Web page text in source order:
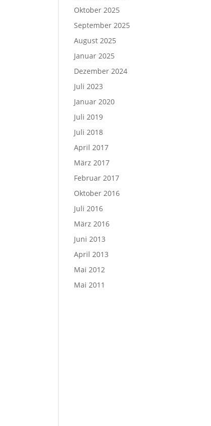
Oktober 2025
September 2025
August 2025
Januar 2025
Dezember 2024
Juli 2023
Januar 2020
Juli 2019
Juli 2018
April 2017
März 2017
Februar 2017
Oktober 2016
Juli 2016
März 2016
Juni 2013
April 2013
Mai 2012
Mai 2011